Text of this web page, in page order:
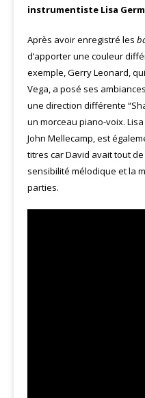
instrumentiste Lisa
Après avoir enregistré les
d’apporter une couleur
exemple, Gerry Leonard,
Vega, a posé ses
une direction différente
un morceau piano-voix.
John Mellecamp, est
titres car David avait tout
sensibilité mélodique et la
parties.